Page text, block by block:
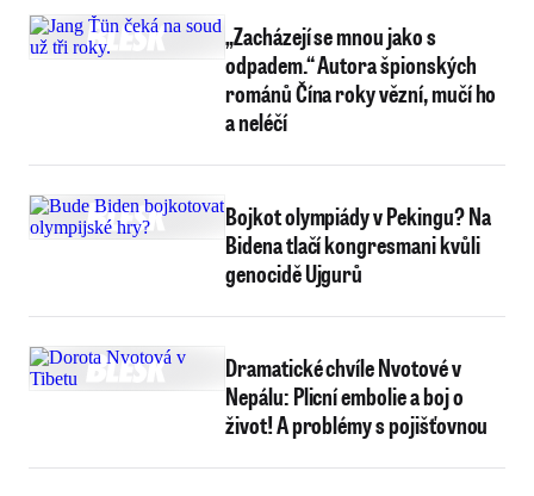
„Zacházejí se mnou jako s
odpadem.“ Autora špionských
románů Čína roky vězní, mučí ho
a neléčí
Bojkot olympiády v Pekingu? Na
Bidena tlačí kongresmani kvůli
genocidě Ujgurů
Dramatické chvíle Nvotové v
Nepálu: Plicní embolie a boj o
život! A problémy s pojišťovnou